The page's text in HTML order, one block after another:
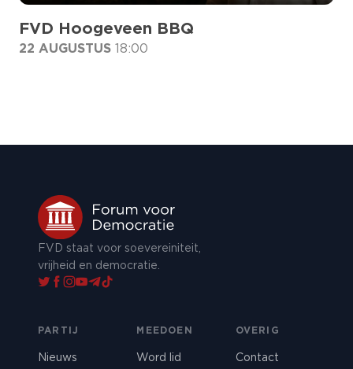
FVD Hoogeveen BBQ
22 AUGUSTUS 18:00
FVD staat voor soevereiniteit,
vrijheid en democratie.
PARTIJ
Nieuws
MEEDOEN
Word lid
OVERIG
Contact